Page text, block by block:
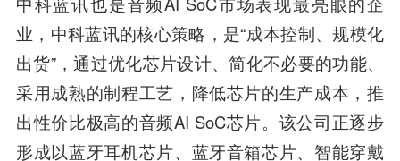
业， 中科蓝讯的核心策略，是“成本控制、规模化
出货”，通过优化芯片设计、简化不必要的功能、
采用成熟的制程工艺，降低芯片的生产成本，推
出性价比极高的音频AI SoC芯片。该公司正逐步
形成以蓝牙耳机芯片、蓝牙音箱芯片、智能穿戴